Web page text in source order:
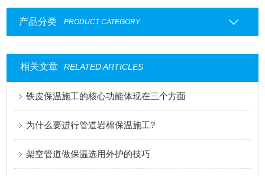
产品分类 PRODUCT CATEGORY
相关文章 RELATED ARTICLES
铁皮保温施工的核心功能体现在三个方面
为什么要进行管道岩棉保温施工?
架空管道做保温选用外护的技巧